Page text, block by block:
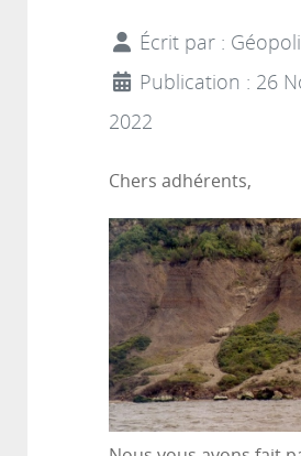
Écrit par :
Publication : 26
2022
Chers adhérents,